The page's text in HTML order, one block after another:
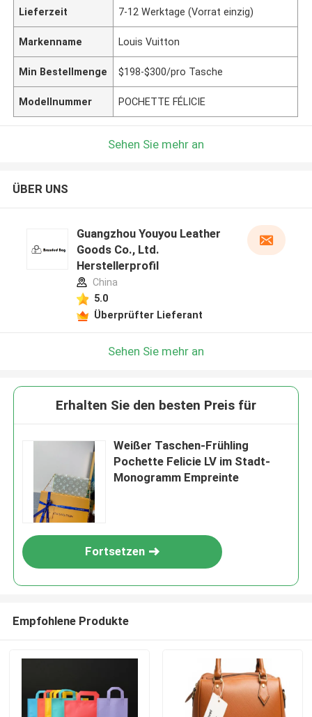
Lieferzeit 7-12 Werktage (Vorrat einzig)
Markenname Louis Vuitton
Min Bestellmenge $198-$300/pro Tasche
Modellnummer POCHETTE FÉLICIE
Sehen Sie mehr an
ÜBER UNS
Guangzhou Youyou Leather
Goods Co., Ltd.
Herstellerprofil
China
5.0
Überprüfter Lieferant
Sehen Sie mehr an
Erhalten Sie den besten Preis für
Weißer Taschen-Frühling
Pochette Felicie LV im Stadt-
Monogramm Empreinte
Fortsetzen
Empfohlene Produkte